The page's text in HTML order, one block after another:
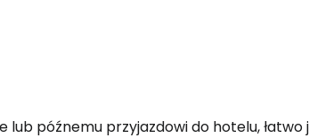
późnemu przyjazdowi do hotelu, łatwo